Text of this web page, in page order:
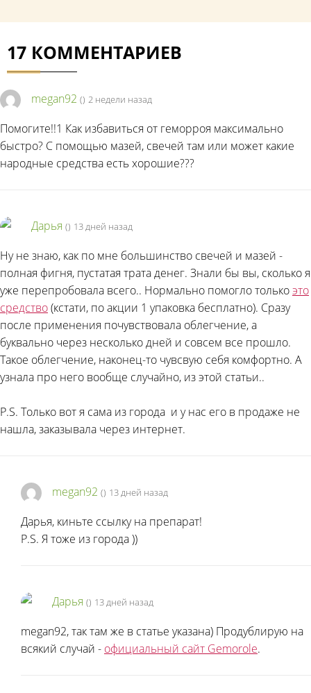
17 КОММЕНТАРИЕВ
megan92 () 2 недели назад
Помогите!!1 Как избавиться от геморроя максимально
быстро? С помощью мазей, свечей там или может какие
народные средства есть хорошие???
Дарья () 13 дней назад
Ну не знаю, как по мне большинство свечей и мазей -
полная фигня, пустатая трата денег. Знали бы вы, сколько я
уже перепробовала всего.. Нормально помогло толькоэто
средство(кстати, по акции 1 упаковка бесплатно). Сразу
после применения почувствовала облегчение, а
буквально через несколько дней и совсем все прошло.
Такое облегчение, наконец-то чувсвую себя комфортно. А
узнала про него вообще случайно, из этой статьи..
P.S. Только вот я сама из города и у нас его в продаже не
нашла, заказывала через интернет.
megan92 () 13 дней назад
Дарья, киньте ссылку на препарат!
P.S. Я тоже из города))
Дарья () 13 дней назад
megan92, так там же в статье указана) Продублирую на
всякий случай - официальный сайт Gemorole.